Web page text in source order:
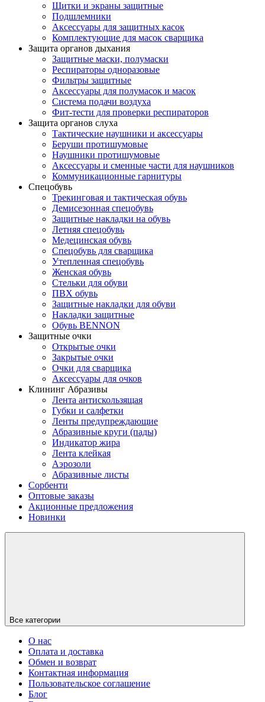
Щитки и экраны защитные
Подшлемники
Аксессуары для защитных касок
Комплектующие для масок сварщика
Защита органов дыхания
Защитные маски, полумаски
Респираторы одноразовые
Фильтры защитные
Аксессуары для полумасок и масок
Система подачи воздуха
Фит-тести для проверки респираторов
Защита органов слуха
Тактические наушники и аксессуары
Беруши протишумовые
Наушники протишумовые
Аксессуары и сменные части для наушников
Коммуникационные гарнитуры
Спецобувь
Трекинговая и тактическая обувь
Демисезонная спецобувь
Защитные накладки на обувь
Летняя спецобувь
Медецинская обувь
Спецобувь для сварщика
Утепленная спецобувь
Женская обувь
Стельки для обуви
ПВХ обувь
Защитные накладки для обуви
Накладки защитные
Обувь BENNON
Защитные очки
Открытые очки
Закрытые очки
Очки для сварщика
Аксессуары для очков
Клининг Абразивы
Лента антискользящая
Губки и салфетки
Ленты предупреждающие
Абразивные круги (пады)
Индикатор жира
Лента клейкая
Аэрозоли
Абразивные листы
Сорбенти
Оптовые заказы
Акционные предложения
Новинки
Все категории
О нас
Оплата и доставка
Обмен и возврат
Контактная информация
Пользовательское соглашение
Блог